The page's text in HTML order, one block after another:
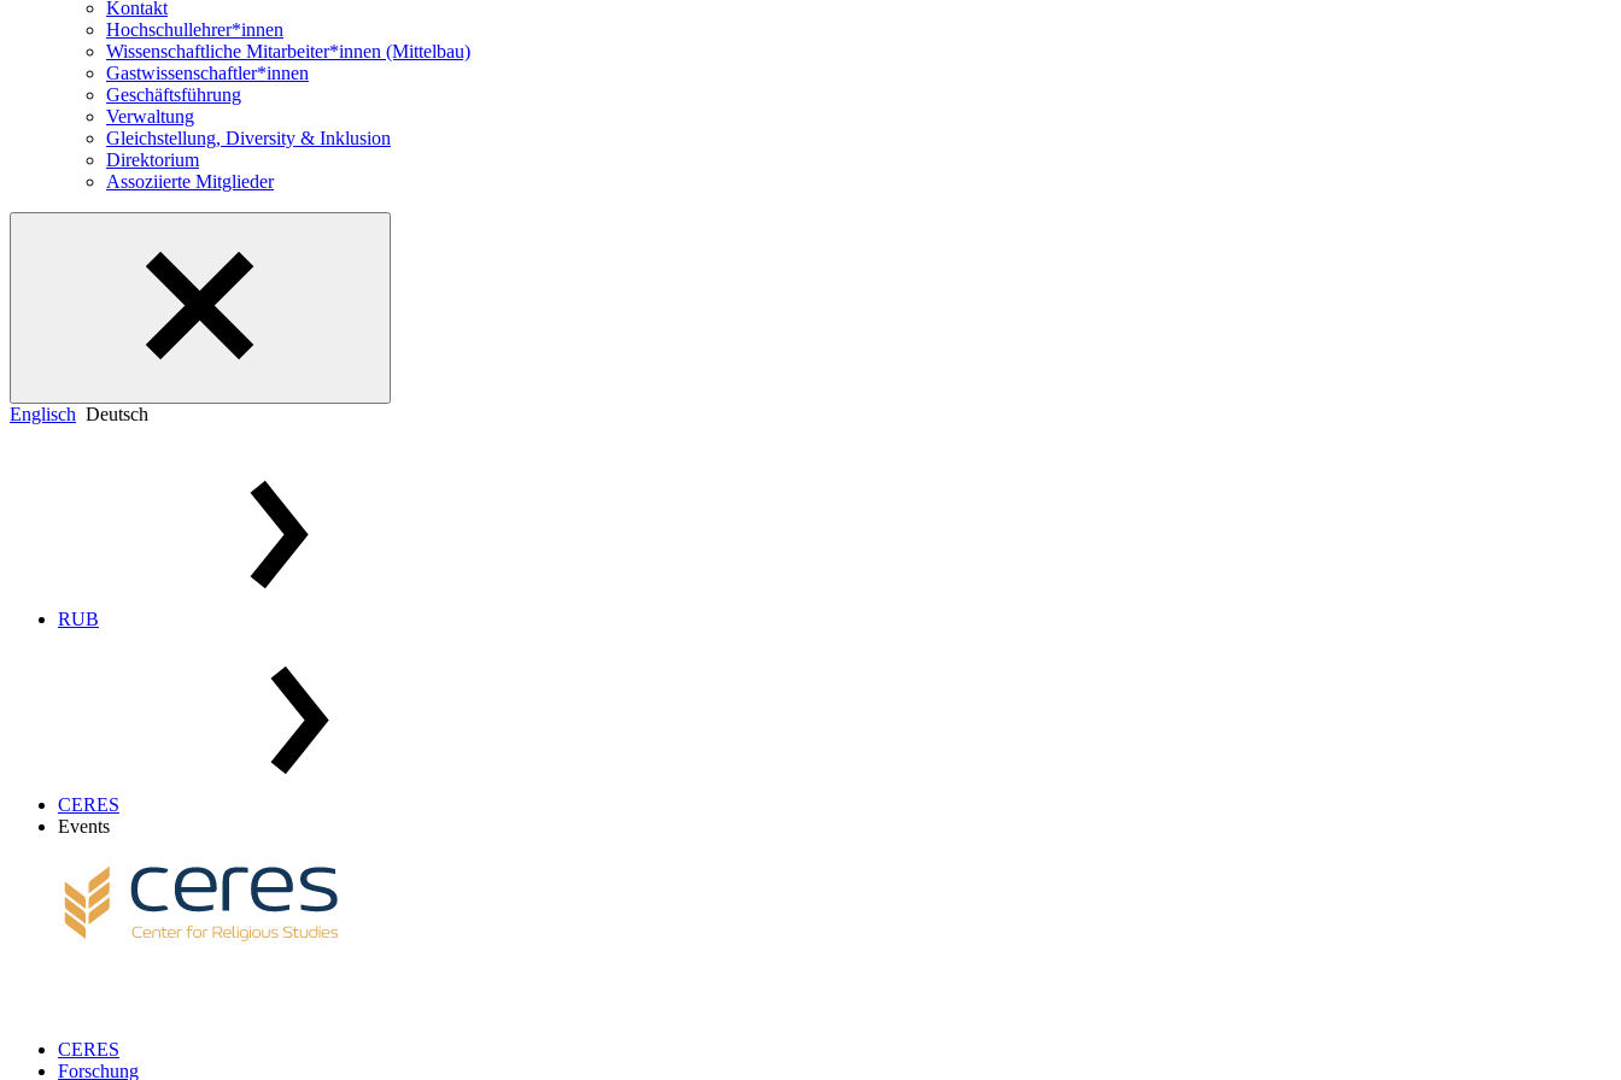
Kontakt
Hochschullehrer*innen
Wissenschaftliche Mitarbeiter*innen (Mittelbau)
Gastwissenschaftler*innen
Geschäftsführung
Verwaltung
Gleichstellung, Diversity & Inklusion
Direktorium
Assoziierte Mitglieder
Englisch Deutsch
RUB
CERES
Events
CERES
Forschung